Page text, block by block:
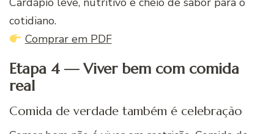
cotidiano.
Comprar em PDF
Etapa 4 — Viver bem com comida
real
Comida de verdade também é celebração